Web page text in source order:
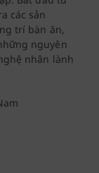
các sản
trí bàn ăn,
nguyên
nhân lành